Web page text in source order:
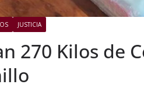
JUSTICIA
270 Kilos de